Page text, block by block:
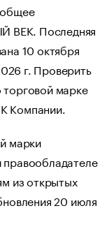
ВЕК. Последняя
10 октября
г. Проверить
марке
Компании.
марки
из открытых
20 июля